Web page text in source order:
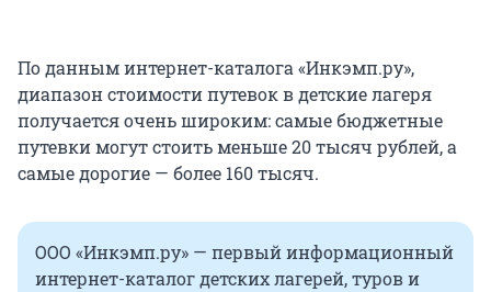
По данным интернет-каталога «Инкэмп.ру»,
диапазон стоимости путевок в детские лагеря
получается очень широким: самые бюджетные
путевки могут стоить меньше 20 тысяч рублей, а
самые дорогие — более 160 тысяч.
ООО «Инкэмп.ру» — первый информационный
интернет-каталог детских лагерей, туров и